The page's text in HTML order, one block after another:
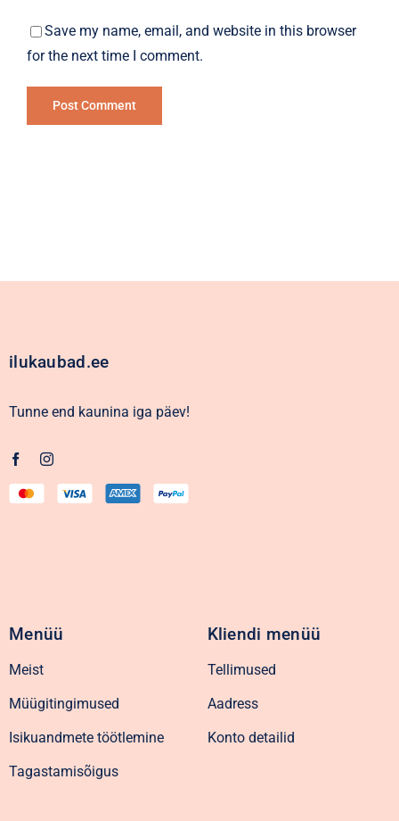
Save my name, email, and website in this browser
for the next time I comment.
ilukaubad.ee
Tunne end kaunina iga päev!
Menüü
Meist
Müügitingimused
Isikuandmete töötlemine
Tagastamisõigus
Kliendi menüü
Tellimused
Aadress
Konto detailid